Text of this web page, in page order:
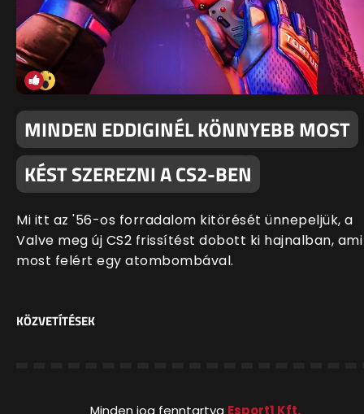
MINDEN EDDIGINÉL KÖNNYEBB MOST
KÉST SZEREZNI A CS2-BEN
Mi itt az '56-os forradalom kitörését ünnepeljük, a
Valve meg új CS2 frissítést dobott ki hajnalban, ami
most felért egy atombombával.
KÖZVETÍTÉSEK
Minden jog fenntartva Esport1 Kft.